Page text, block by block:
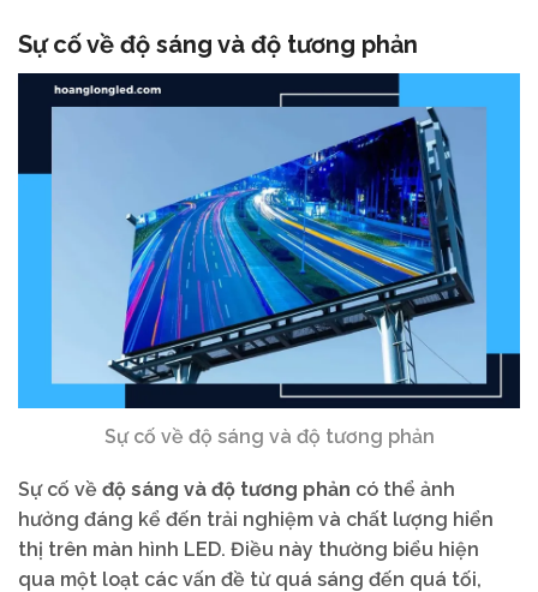
Sự cố về độ sáng và độ tương phản
Sự cố về độ sáng và độ tương phản
Sự cố về độ sáng và độ tương phản có thể ảnh
hưởng đáng kể đến trải nghiệm và chất lượng hiển
thị trên màn hình LED. Điều này thường biểu hiện
qua một loạt các vấn đề từ quá sáng đến quá tối,